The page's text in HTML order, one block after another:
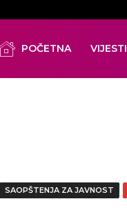
POČETNA VIJESTI
SAOPŠTENJA ZA JAVNOST